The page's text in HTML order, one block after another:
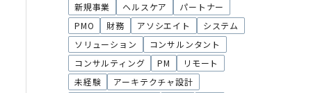
新規事業
ヘルスケア
パートナー
PMO
財務 アソシエイト
システム
ソリューション
コンサルンタント
コンサルティング
PM
リモート
未経験
アーキテクチャ設計